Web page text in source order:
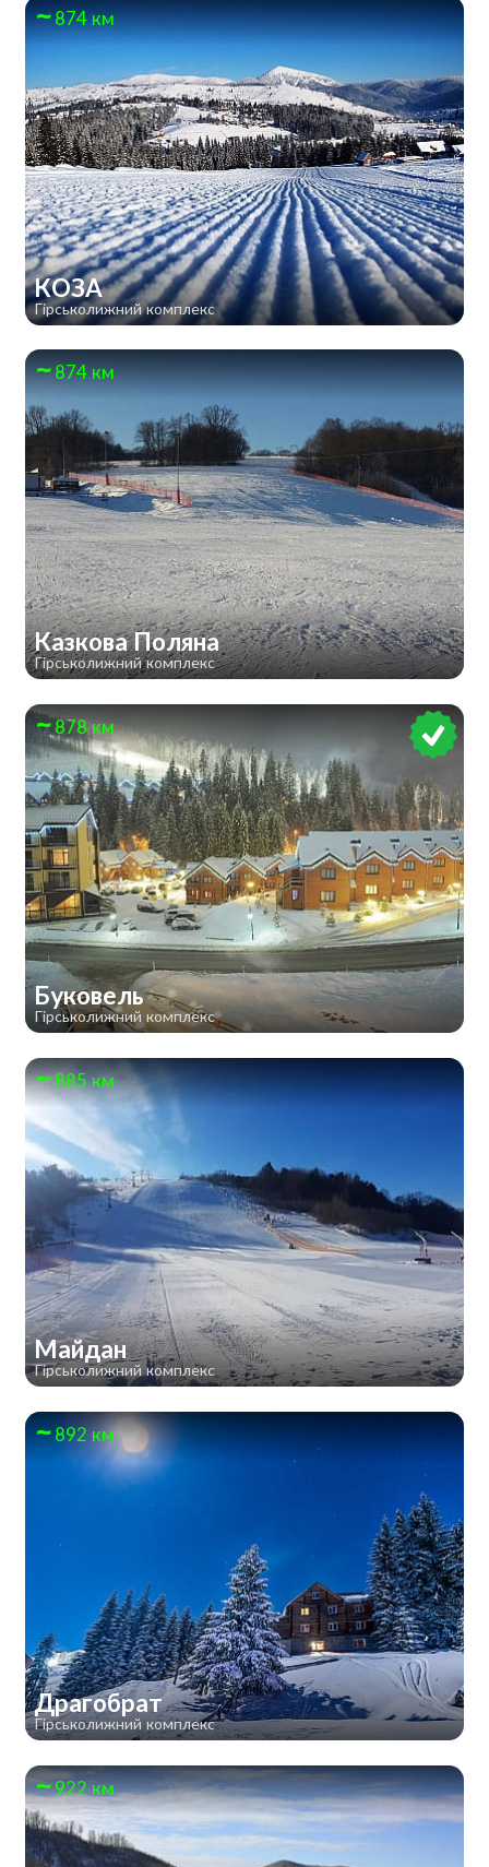
874 км
КОЗА
Гірськолижний комплекс
874 км
Казкова Поляна
Гірськолижний комплекс
878 км
Буковель
Гірськолижний комплекс
885 км
Майдан
Гірськолижний комплекс
892 км
Драгобрат
Гірськолижний комплекс
922 км